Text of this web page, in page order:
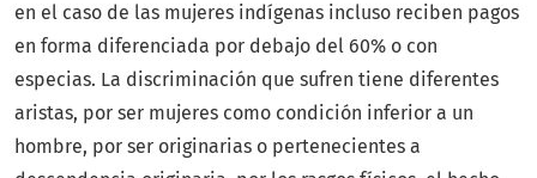
en el caso de las mujeres indígenas incluso reciben pagos
en forma diferenciada por debajo del 60% o con
especias. La discriminación que sufren tiene diferentes
aristas, por ser mujeres como condición inferior a un
hombre, por ser originarias o pertenecientes a